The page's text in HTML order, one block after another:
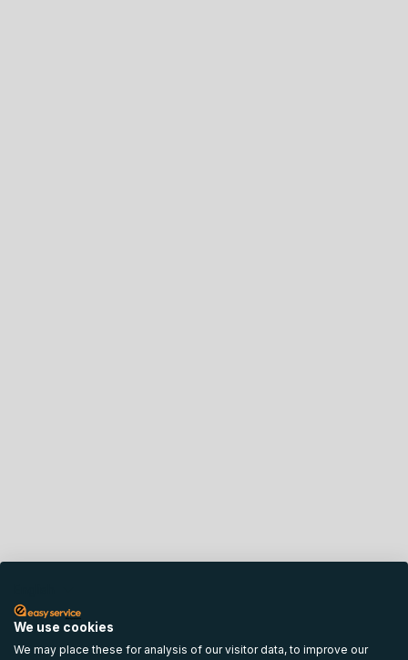
We use cookies
We may place these for analysis of our visitor data, to improve our